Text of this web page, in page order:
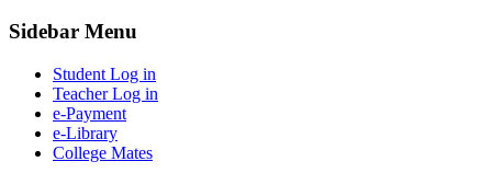
Sidebar Menu
Student Log in
Teacher Log in
e-Payment
e-Library
College Mates